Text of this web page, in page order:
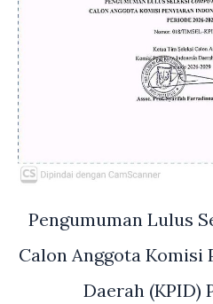
Pengumuman Lulus
Calon Anggota Komisi
Daerah (KPID)